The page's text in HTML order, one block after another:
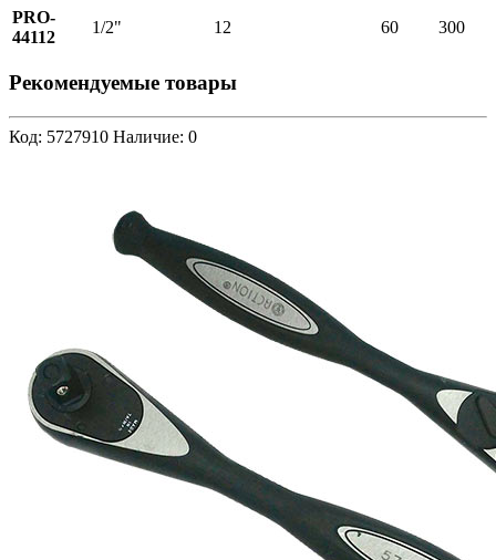
PRO-
44112
1/2" 12 60 300
Рекомендуемые товары
Код: 5727910 Наличие: 0